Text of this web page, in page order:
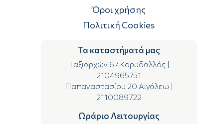
Όροι χρήσης
Πολιτική Cookies
Τα καταστήματά μας
Ταξιαρχών 67 Κορυδαλλός|
2104965751
Παπαναστασίου 20 Αιγάλεω |
2110089722
Ωράριο Λειτουργίας